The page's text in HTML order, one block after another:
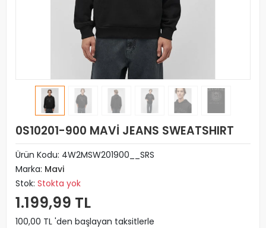
0S10201-900 MAVİ JEANS SWEATSHIRT
Ürün Kodu: 4W2MSW201900__SRS
Marka: Mavi
Stok: Stokta yok
1.199,99 TL
100,00 TL 'den başlayan taksitlerle